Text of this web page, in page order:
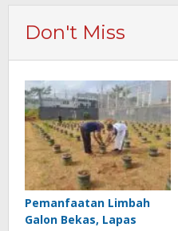
Don't Miss
Pemanfaatan Limbah
Galon Bekas, Lapas